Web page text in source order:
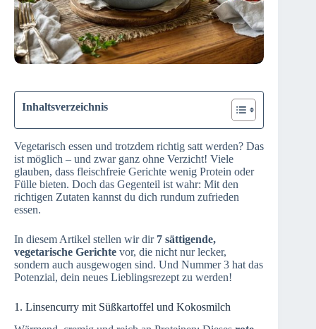
Inhaltsverzeichnis
Vegetarisch essen und trotzdem richtig satt werden? Das
ist möglich – und zwar ganz ohne Verzicht! Viele
glauben, dass fleischfreie Gerichte wenig Protein oder
Fülle bieten. Doch das Gegenteil ist wahr: Mit den
richtigen Zutaten kannst du dich rundum zufrieden
essen.
In diesem Artikel stellen wir dir 7 sättigende,
vegetarische Gerichte vor, die nicht nur lecker,
sondern auch ausgewogen sind. Und Nummer 3 hat das
Potenzial, dein neues Lieblingsrezept zu werden!
1. Linsencurry mit Süßkartoffel und Kokosmilch